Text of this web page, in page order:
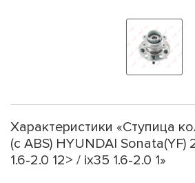
Характеристики «Ступица
(с ABS) HYUNDAI
1.6-2.0 12> / ix35 1.6-2.0 1»